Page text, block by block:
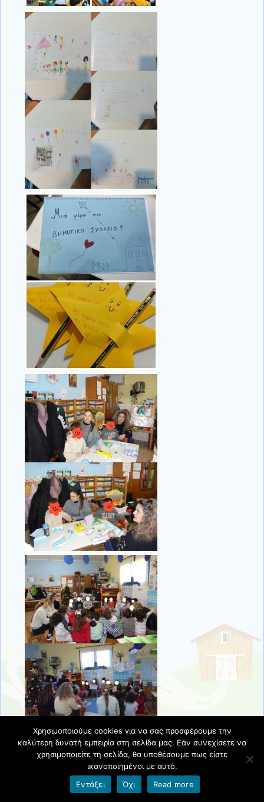
Δημοσιεύθηκε στις3 Φεβρουαρίου 2026
Χρησιμοποιούμε cookies για να σας προσφέρουμε την
καλύτερη δυνατή εμπειρία στη σελίδα μας. Εάν συνεχίσετε να
χρησιμοποιείτε τη σελίδα, θα υποθέσουμε πως είστε
ικανοποιημένοι με αυτό.
Εντάξει
Όχι Read more